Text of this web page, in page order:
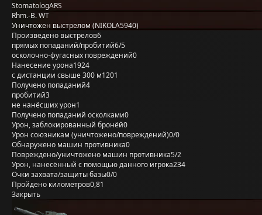
StomatologARS
Rhm.-B. WT
Уничтожен выстрелом (NIKOLA5940)
Произведено выстрелов6
прямых попаданий/пробитий6/5
осколочно-фугасных повреждений0
Нанесение урона1924
с дистанции свыше 300 м1201
Получено попаданий4
пробитий3
не нанёсших урон1
Получено попаданий осколками0
Урон, заблокированный бронёй0
Урон союзникам (уничтожено/повреждений)0/0
Обнаружено машин противника0
Повреждено/уничтожено машин противника5/2
Урон, нанесённый с помощью данного игрока234
Очки захвата/защиты базы0/0
Пройдено километров0,81
Закрыть